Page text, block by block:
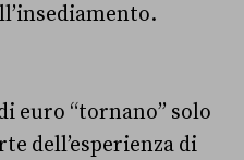
euro “tornano” solo
dell’esperienza di